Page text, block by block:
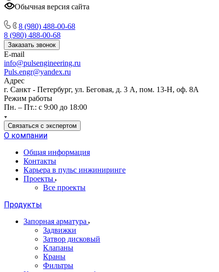
Обычная версия сайта
8 (980) 488-00-68
8 (980) 488-00-68
Заказать звонок
E-mail
info@pulsengineering.ru
Puls.engr@yandex.ru
Адрес
г. Санкт - Петербург, ул. Беговая, д. 3 А, пом. 13-Н, оф. 8А
Режим работы
Пн. – Пт.: с 9:00 до 18:00
Связаться с экспертом
О компании
Общая информация
Контакты
Карьера в пульс инжиниринге
Проекты
Все проекты
Продукты
Запорная арматура
Задвижки
Затвор дисковый
Клапаны
Краны
Фильтры